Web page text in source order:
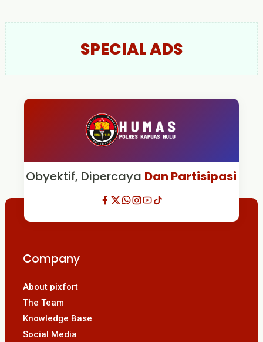
SPECIAL ADS
Obyektif, Dipercaya Dan Partisipasi
Company
About pixfort
The Team
Knowledge Base
Social Media